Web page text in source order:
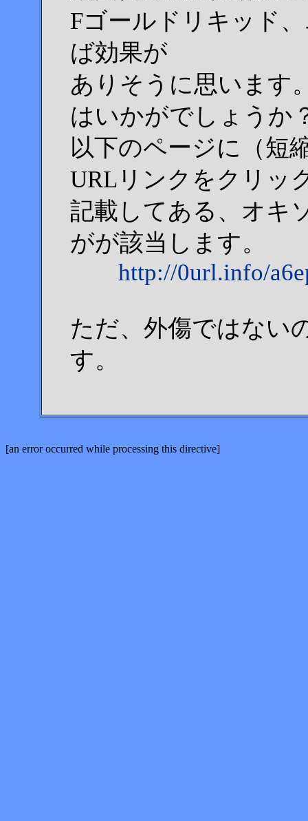
Fゴールドリキッド
ば効果が
ありそうに思います
はいかがでしょうか
以下のページに（短
URLリンクをクリッ
記載してある、オキ
がが該当します。
http://0url.info/
ただ、外傷ではない
す。
[an error occurred while processing this directive]